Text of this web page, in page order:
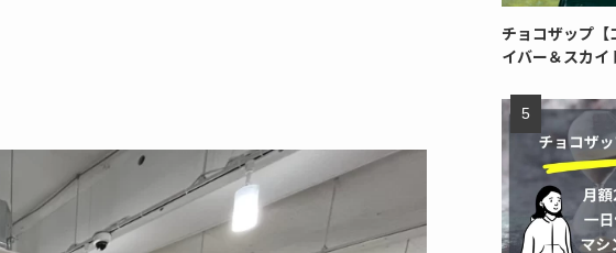
チョコザップ【
イバー＆スカ